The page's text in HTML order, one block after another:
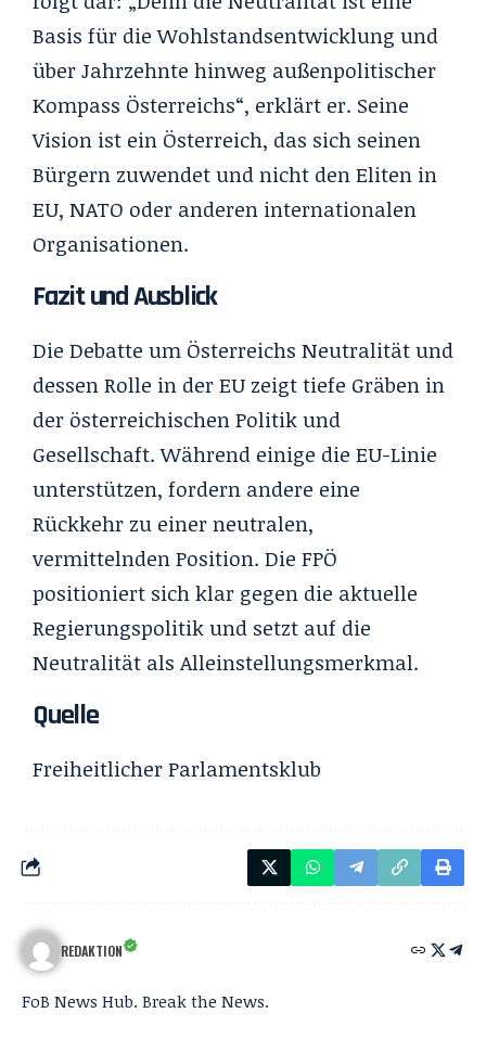
Basis für die Wohlstandsentwicklung und
über Jahrzehnte hinweg außenpolitischer
Kompass Österreichs“, erklärt er. Seine
Vision ist ein Österreich, das sich seinen
Bürgern zuwendet und nicht den Eliten in
EU, NATO oder anderen internationalen
Organisationen.
Fazit und Ausblick
Die Debatte um Österreichs Neutralität und
dessen Rolle in der EU zeigt tiefe Gräben in
der österreichischen Politik und
Gesellschaft. Während einige die EU-Linie
unterstützen, fordern andere eine
Rückkehr zu einer neutralen,
vermittelnden Position. Die FPÖ
positioniert sich klar gegen die aktuelle
Regierungspolitik und setzt auf die
Neutralität als Alleinstellungsmerkmal.
Quelle
Freiheitlicher Parlamentsklub
REDAKTION
FoB News Hub. Break the News.